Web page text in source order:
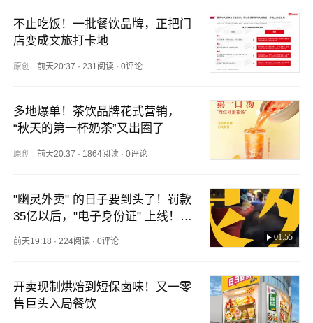
不止吃饭！一批餐饮品牌，正把门
店变成文旅打卡地
原创 前天20:37 · 231阅读· 0评论
多地爆单！茶饮品牌花式营销，
“秋天的第一杯奶茶”又出圈了
原创 前天20:37 · 1864阅读· 0评论
"幽灵外卖" 的日子要到头了！罚款
35亿以后，"电子身份证" 上线！#
01:55
前天19:18 ·224阅读 ·0评论
开卖现制烘焙到短保卤味！又一零
售巨头入局餐饮